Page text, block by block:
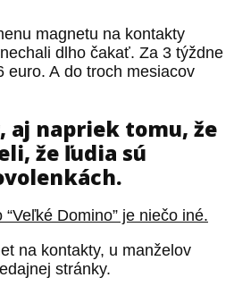
magnetu na kontakty
dlho čakať. Za 3 týždne
euro. A do troch mesiacov
aj napriek tomu, že
že ľudia sú
Domino” je niečo iné.
na kontakty, u manželov
stránky.